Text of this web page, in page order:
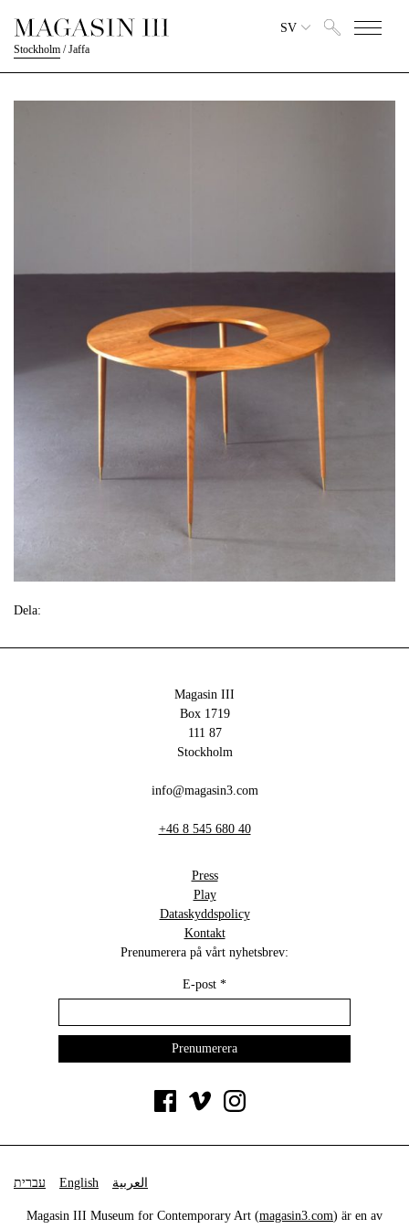
Stockholm /Jaffa
SV
Dela:
Magasin III
Box 1719
111 87
Stockholm
info@magasin3.com
+46 8 545 680 40
Press
Play
Dataskyddspolicy
Kontakt
Prenumerera på vårt nyhetsbrev:
E-post *
עברית English العربية
Magasin III Museum for Contemporary Art (magasin3.com) är en av